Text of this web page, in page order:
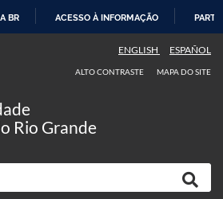
BR ACESSO À INFORMAÇÃO
ENGLISH ESPAÑOL
ALTO CONTRASTE MAPA DO SITE
Rio Grande